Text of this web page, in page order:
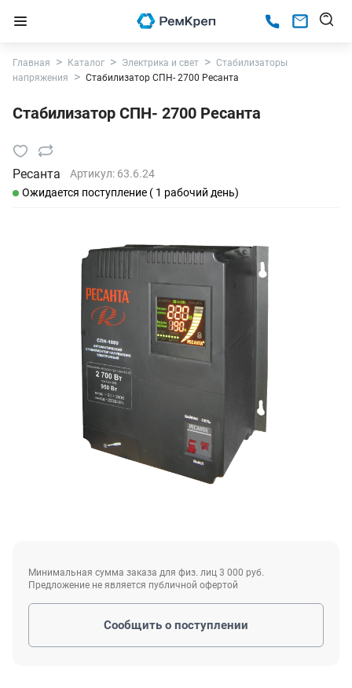
Главная Каталог Электрика и свет
Стабилизаторы
напряжения
Стабилизатор СПН- 2700 Ресанта
Стабилизатор СПН- 2700 Ресанта
Ресанта Артикул: 63.6.24
Ожидается поступление ( 1 рабочий день)
Минимальная сумма заказа для физ. лиц 3 000 руб.
Предложение не является публичной офертой
Сообщить о поступлении